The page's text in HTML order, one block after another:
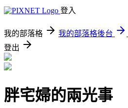
登入
我的部落格 我的部落格後台
登出
胖宅婦的兩光事